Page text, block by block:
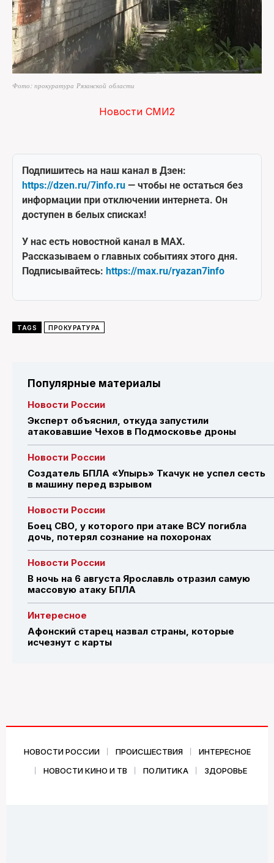
Фото: прокуратура Рязанской области
Новости СМИ2
Подпишитесь на наш канал в Дзен:
https://dzen.ru/7info.ru — чтобы не остаться без
информации при отключении интернета. Он
доступен в белых списках!
У нас есть новостной канал в MAX.
Рассказываем о главных событиях этого дня.
Подписывайтесь: https://max.ru/ryazan7info
TAGS ПРОКУРАТУРА
Популярные материалы
Новости России
Эксперт объяснил, откуда запустили
атаковавшие Чехов в Подмосковье дроны
Новости России
Создатель БПЛА «Упырь» Ткачук не успел сесть
в машину перед взрывом
Новости России
Боец СВО, у которого при атаке ВСУ погибла
дочь, потерял сознание на похоронах
Новости России
В ночь на 6 августа Ярославль отразил самую
массовую атаку БПЛА
Интересное
Афонский старец назвал страны, которые
исчезнут с карты
НОВОСТИ РОССИИ ПРОИСШЕСТВИЯ
ИНТЕРЕСНОЕ
НОВОСТИ КИНО И ТВ
ПОЛИТИКА ЗДОРОВЬЕ